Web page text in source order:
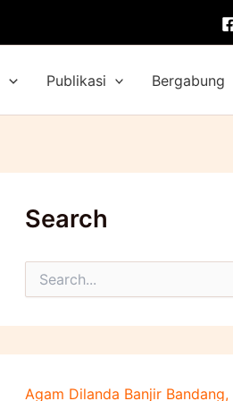
Publikasi Bergabung
Search
a
u
t
Agam Dilanda Banjir Bandang,